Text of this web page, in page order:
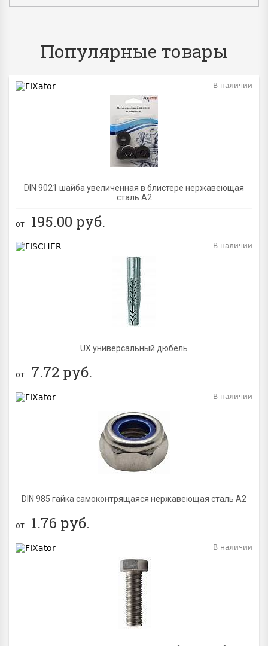
Популярные товары
DIN 9021 шайба увеличенная в блистере нержавеющая
сталь A2
В наличии
от 195.00 руб.
UX универсальный дюбель
В наличии
от 7.72 руб.
DIN 985 гайка самоконтрящаяся нержавеющая сталь A2
В наличии
от 1.76 руб.
В наличии